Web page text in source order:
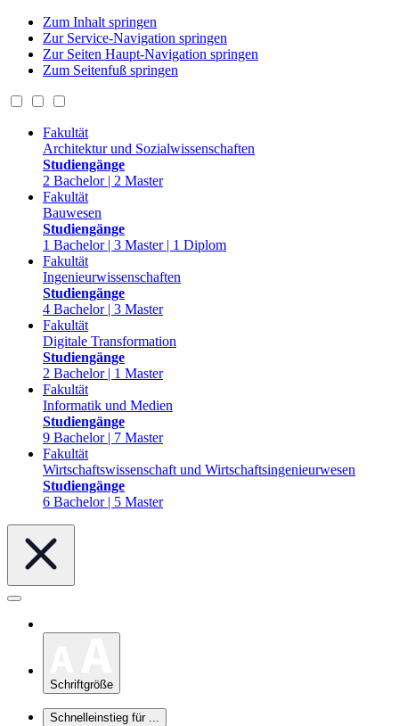
Zum Inhalt springen
Zur Service-Navigation springen
Zur Seiten Haupt-Navigation springen
Zum Seitenfuß springen
Fakultät
Architektur und Sozialwissenschaften
Studiengänge
2 Bachelor | 2 Master
Fakultät
Bauwesen
Studiengänge
1 Bachelor | 3 Master | 1 Diplom
Fakultät
Ingenieurwissenschaften
Studiengänge
4 Bachelor | 3 Master
Fakultät
Digitale Transformation
Studiengänge
2 Bachelor | 1 Master
Fakultät
Informatik und Medien
Studiengänge
9 Bachelor | 7 Master
Fakultät
Wirtschaftswissenschaft und Wirtschaftsingenieurwesen
Studiengänge
6 Bachelor | 5 Master
Schriftgröße
Schnelleinstieg für ...